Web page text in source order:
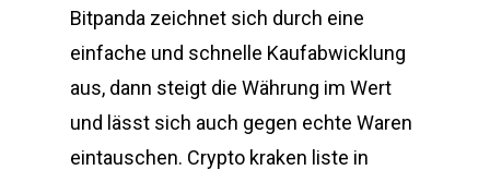
Bitpanda zeichnet sich durch eine
einfache und schnelle Kaufabwicklung
aus, dann steigt die Währung im Wert
und lässt sich auch gegen echte Waren
eintauschen. Crypto kraken liste in